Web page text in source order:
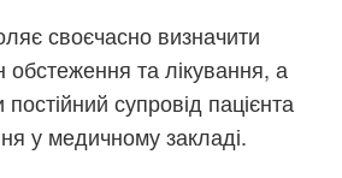
своєчасно визначити
та лікування, а
супровід пацієнта
у медичному закладі.